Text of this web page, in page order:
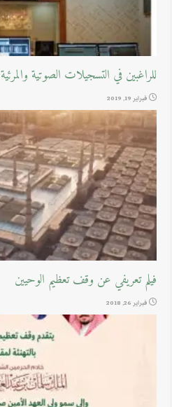
للراغبين في التسجيلات الصوتية والمرئية
فبراير 19, 2019
فيلم تعريفي عن وقف تعظيم الوحيين
فبراير 26, 2018